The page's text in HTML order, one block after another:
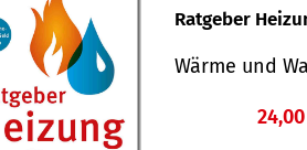
Ratgeber
Wärme und